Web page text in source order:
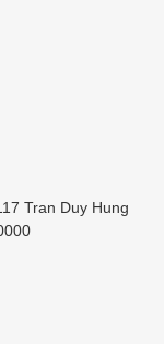
Tran Duy Hung